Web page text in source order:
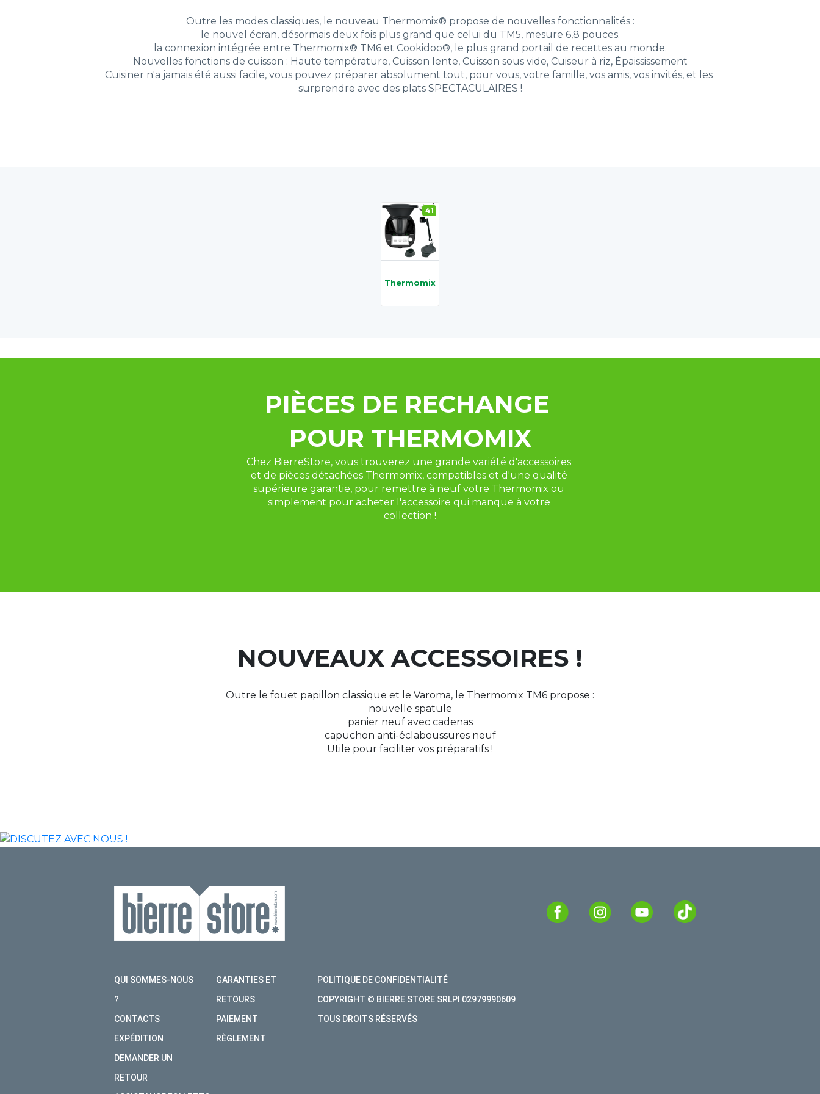
Outre les modes classiques, le nouveau Thermomix® propose de nouvelles fonctionnalités :
le nouvel écran, désormais deux fois plus grand que celui du TM5, mesure 6,8 pouces.
la connexion intégrée entre Thermomix® TM6 et Cookidoo®, le plus grand portail de recettes au monde.
Nouvelles fonctions de cuisson : Haute température, Cuisson lente, Cuisson sous vide, Cuiseur à riz, Épaississement
Cuisiner n'a jamais été aussi facile, vous pouvez préparer absolument tout, pour vous, votre famille, vos amis, vos invités, et les
surprendre avec des plats SPECTACULAIRES !
Thermomix
41
PIÈCES DE RECHANGE
POUR THERMOMIX
Chez BierreStore, vous trouverez une grande variété d'accessoires
et de pièces détachées Thermomix, compatibles et d'une qualité
supérieure garantie, pour remettre à neuf votre Thermomix ou
simplement pour acheter l'accessoire qui manque à votre
collection !
NOUVEAUX ACCESSOIRES !
Outre le fouet papillon classique et le Varoma, le Thermomix TM6 propose :
nouvelle spatule
panier neuf avec cadenas
capuchon anti-éclaboussures neuf
Utile pour faciliter vos préparatifs !
CONTACTEZ-NOUS SUR WHATSAPP POUR OBTENIR DES CONSEILS OU
CHAT
QUI SOMMES-NOUS
?
CONTACTS
EXPÉDITION
DEMANDER UN
RETOUR
GARANTIES ET
RETOURS
PAIEMENT
RÈGLEMENT
POLITIQUE DE CONFIDENTIALITÉ
COPYRIGHT © BIERRE STORE SRLPI 02979990609
TOUS DROITS RÉSERVÉS